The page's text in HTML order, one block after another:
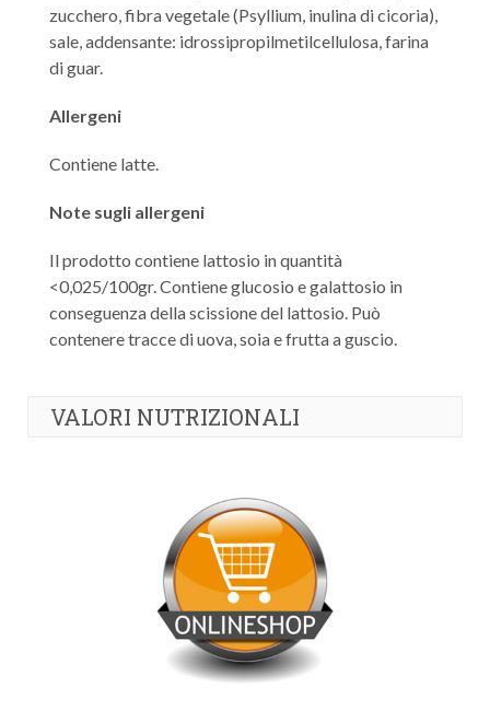
zucchero, fibra vegetale (Psyllium, inulina di cicoria),
sale, addensante: idrossipropilmetilcellulosa, farina
di guar.
Allergeni
Contiene latte.
Note sugli allergeni
Il prodotto contiene lattosio in quantità
<0,025/100gr. Contiene glucosio e galattosio in
conseguenza della scissione del lattosio. Può
contenere tracce di uova, soia e frutta a guscio.
VALORI NUTRIZIONALI
16 g di cui saturi 2,3 g
Carboidrati:70,1 g di cui zuccheri 0,2 g
3,6 g
2,5 g
1,04 g